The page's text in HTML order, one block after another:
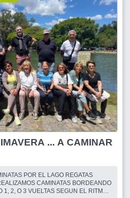
... A CAMINAR
POR EL LAGO REGATAS
CAMINATAS BORDEANDO
1, 2, O 3 VUELTAS SEGUN EL RITMO